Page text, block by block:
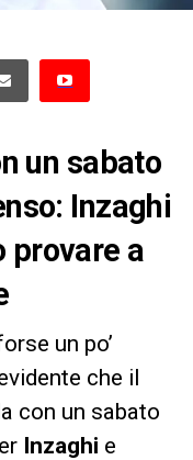
un sabato
Inzaghi
provare a
un po’
che il
con un sabato
Inzaghi e